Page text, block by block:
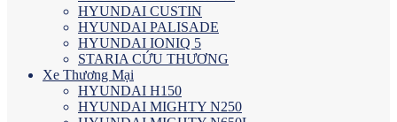
HYUNDAI CUSTIN
HYUNDAI PALISADE
HYUNDAI IONIQ 5
STARIA CỨU THƯƠNG
Xe Thương Mại
HYUNDAI H150
HYUNDAI MIGHTY N250